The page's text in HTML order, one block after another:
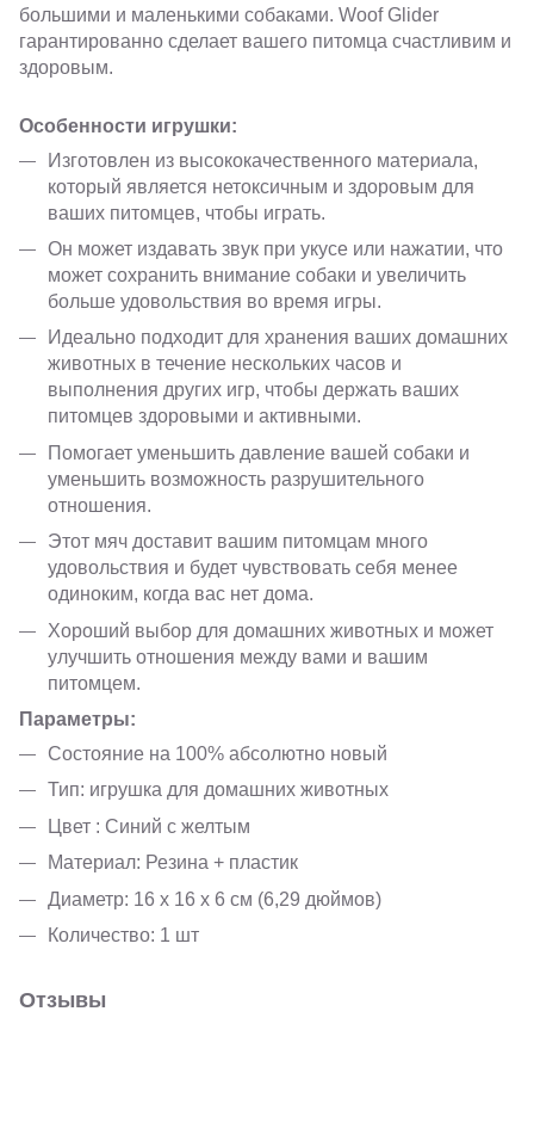
большими и маленькими собаками. Woof Glider
гарантированно сделает вашего питомца счастливим и
здоровым.
Особенности игрушки:
Изготовлен из высококачественного материала,
который является нетоксичным и здоровым для
ваших питомцев, чтобы играть.
Он может издавать звук при укусе или нажатии, что
может сохранить внимание собаки и увеличить
больше удовольствия во время игры.
Идеально подходит для хранения ваших домашних
животных в течение нескольких часов и
выполнения других игр, чтобы держать ваших
питомцев здоровыми и активными.
Помогает уменьшить давление вашей собаки и
уменьшить возможность разрушительного
отношения.
Этот мяч доставит вашим питомцам много
удовольствия и будет чувствовать себя менее
одиноким, когда вас нет дома.
Хороший выбор для домашних животных и может
улучшить отношения между вами и вашим
питомцем.
Параметры:
Состояние на 100% абсолютно новый
Тип: игрушка для домашних животных
Цвет : Синий с желтым
Материал: Резина + пластик
Диаметр: 16 х 16 х 6 см (6,29 дюймов)
Количество: 1 шт
Отзывы